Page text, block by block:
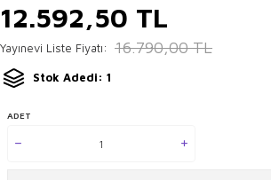
12.592,50 TL
Yayınevi Liste Fiyatı: 16.790,00TL
Stok Adedi: 1
ADET